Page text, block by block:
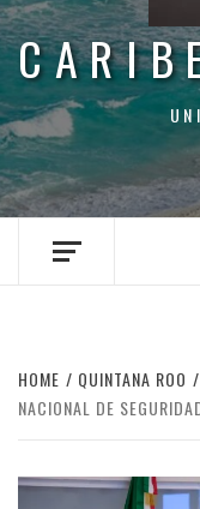
HOME QUINTANA ROO
NACIONAL DE